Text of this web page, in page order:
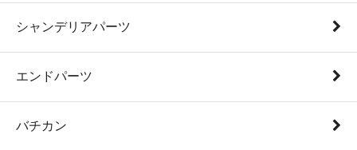
シャンデリアパーツ
エンドパーツ
バチカン